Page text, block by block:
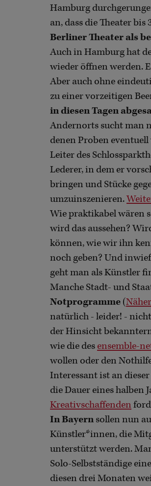
Hamburg
an, dass die Theater
Berliner Theater als
Auch in Hamburg hat
wieder öffnen werden.
Aber auch ohne
zu einer vorzeitigen
in diesen Tagen
Andernorts sucht man
denen Proben
Leiter des
Lederer, in dem er
bringen und Stücke
umzuinszenieren.
Wie praktikabel wären
wird das aussehen?
können, wie wir ihn
noch geben? Und
geht man als Künstler
Manche Stadt- und
Notprogramme (
natürlich - leider! -
der Hinsicht
wie die des ensemble-
wollen oder den
Interessant ist an
die Dauer eines halben
Kreativschaffenden
In Bayern sollen nun
Künstler*innen, die
unterstützt werden.
Solo-Selbstständige
diesen drei Monaten